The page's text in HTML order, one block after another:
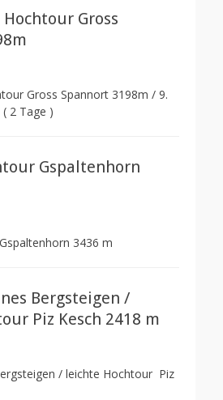
Gross
Gross Spannort 3198m / 9.
2 Tage )
Gspaltenhorn
3436 m
Bergsteigen /
Piz Kesch 2418 m
/ leichte Hochtour Piz